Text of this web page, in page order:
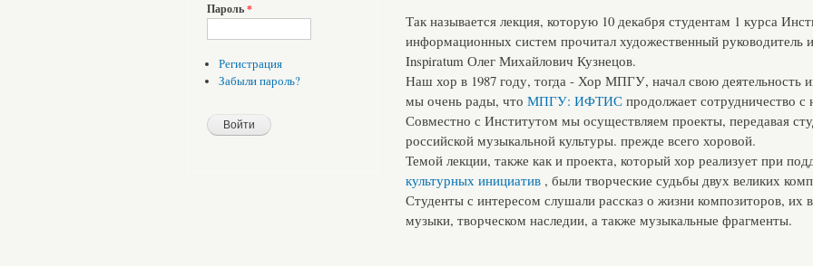
Пароль*
Регистрация
Забыли пароль?
Так называется лекция, которую 10 декабря студентам 1 курса
информационных систем прочитал художественный руководитель
Inspiratum Олег Михайлович Кузнецов.
Наш хор в 1987 году, тогда - Хор МПГУ, начал свою деятельность
мы очень рады, что МПГУ: ИФТИС продолжает сотрудничество
Совместно с Институтом мы осуществляем проекты, передавая
российской музыкальной культуры. прежде всего хоровой.
Темой лекции, также как и проекта, который хор реализует при
культурных инициатив , были творческие судьбы двух великих
Студенты с интересом слушали рассказ о жизни композиторов, их
музыки, творческом наследии, а также музыкальные фрагменты.